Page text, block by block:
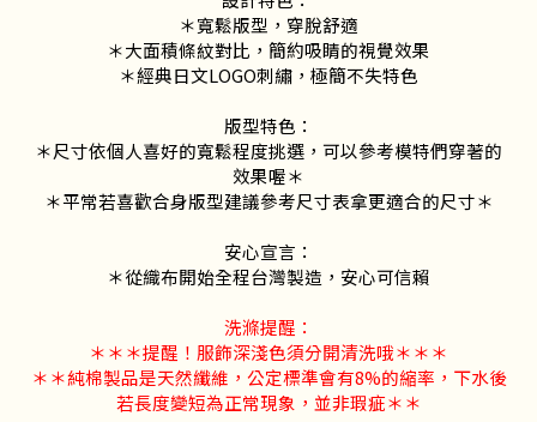
＊寬鬆版型，穿脫舒適
＊大面積條紋對比，簡約吸睛的視覺效果
＊經典日文LOGO刺繡，極簡不失特色
版型特色：
＊尺寸依個人喜好的寬鬆程度挑選，可以參考模特們穿著的
效果喔＊
＊平常若喜歡合身版型建議參考尺寸表拿更適合的尺寸＊
安心宣言：
＊從織布開始全程台灣製造，安心可信賴
洗滌提醒：
＊＊＊提醒！服飾深淺色須分開清洗哦＊＊＊
＊＊純棉製品是天然纖維，公定標準會有8%的縮率，下水後
若長度變短為正常現象，並非瑕疵＊＊